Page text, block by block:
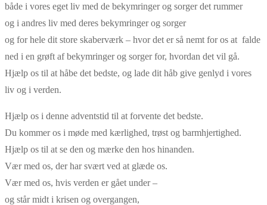
både i vores eget liv med de bekymringer og sorger det rummer
og i andres liv med deres bekymringer og sorger
og for hele dit store skaberværk – hvor det er så nemt for os at falde
ned i en grøft af bekymringer og sorger for, hvordan det vil gå.
Hjælp os til at håbe det bedste, og lade dit håb give genlyd i vores
liv og i verden.
Hjælp os i denne adventstid til at forvente det bedste.
Du kommer os i møde med kærlighed, trøst og barmhjertighed.
Hjælp os til at se den og mærke den hos hinanden.
Vær med os, der har svært ved at glæde os.
Vær med os, hvis verden er gået under –
og står midt i krisen og overgangen,